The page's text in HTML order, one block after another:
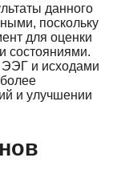
данного
поскольку
для оценки
состояниями.
и исходами
и улучшении